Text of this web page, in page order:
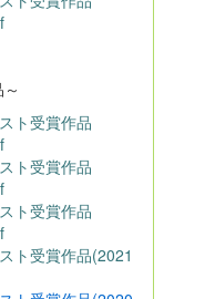
ト受賞作品
ト受賞作品
ト受賞作品
ト受賞作品(2021